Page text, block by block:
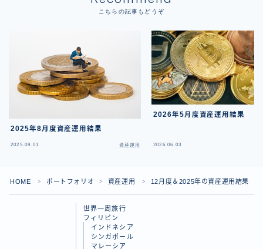
こちらの記事もどうぞ
2025年8月度資産運用結果
2025.09.01 資産運用
2026年5月度資産運用結果
2026.06.03
HOME ＞ ポートフォリオ ＞ 資産運用 ＞ 12月度＆2025年の資産運用結果
世界一周旅行
フィリピン
インドネシア
シンガポール
マレーシア